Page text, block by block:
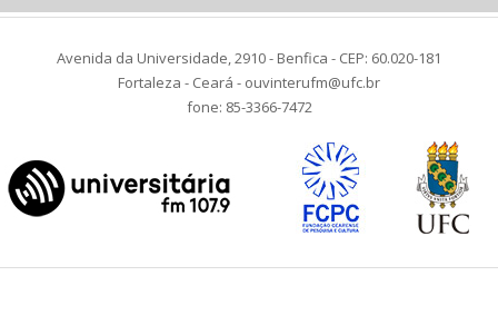
Avenida da Universidade, 2910 - Benfica - CEP: 60.020-181
Fortaleza - Ceará - ouvinterufm@ufc.br
fone: 85-3366-7472